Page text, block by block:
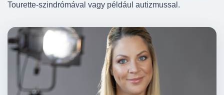
Tourette-szindrómával vagy például autizmussal.